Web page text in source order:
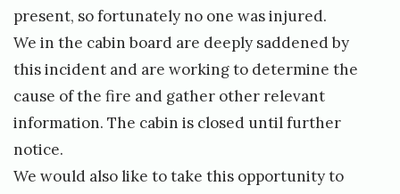
present, so fortunately no one was injured.
We in the cabin board are deeply saddened by
this incident and are working to determine the
cause of the fire and gather other relevant
information. The cabin is closed until further
notice.
We would also like to take this opportunity to